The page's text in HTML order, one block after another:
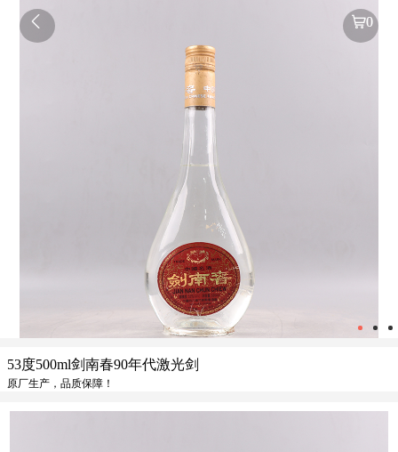
 0
53度500ml剑南春90年代激光剑
原厂生产，品质保障！